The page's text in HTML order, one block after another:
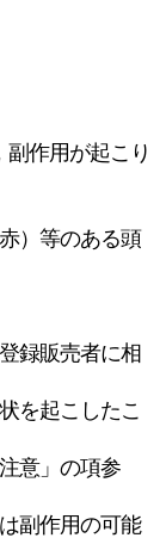
副作用が起こり
）等のある頭
録販売者に相
を起こしたこ
意」の項参
副作用の可能